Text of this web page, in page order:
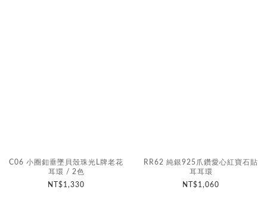
C06 小圈釦垂墜貝殼珠光L牌老花
耳環 / 2色
NT$1,330
RR62 純銀925爪鑽愛心紅寶石貼
耳耳環
NT$1,060